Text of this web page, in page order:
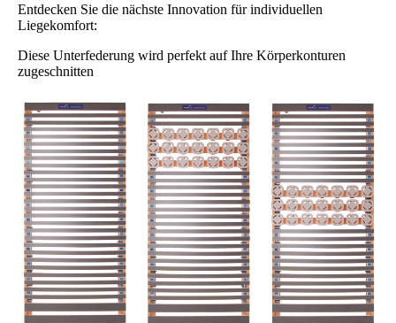
Entdecken Sie die nächste Innovation für individuellen
Liegekomfort:
Diese Unterfederung wird perfekt auf Ihre Körperkonturen
zugeschnitten